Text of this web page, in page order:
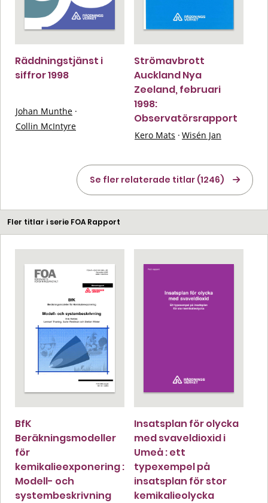
Räddningstjänst i
siffror 1998
Johan Munthe ·
Collin McIntyre
Strömavbrott
Auckland Nya
Zeeland, februari
1998:
Observatörsrapport
Kero Mats · Wisén Jan
Se fler relaterade titlar (1246)
Fler titlar i serie FOA Rapport
BfK
Beräkningsmodeller
för
kemikalieexponering :
Modell- och
systembeskrivning
Insatsplan för olycka
med svaveldioxid i
Umeå : ett
typexempel på
insatsplan för stor
kemikalieolycka